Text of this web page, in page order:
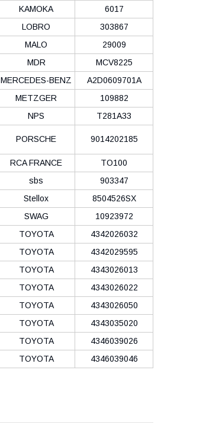
KAMOKA
6017
LOBRO
303867
MALO
29009
MDR
MCV8225
MERCEDES-BENZ
A2D0609701A
METZGER
109882
NPS
T281A33
PORSCHE 9014202185
RCA FRANCE
TO100
sbs
903347
Stellox
8504526SX
SWAG
10923972
TOYOTA
4342026032
TOYOTA
4342029595
TOYOTA
4343026013
TOYOTA
4343026022
TOYOTA
4343026050
TOYOTA
4343035020
TOYOTA
4346039026
TOYOTA
4346039046